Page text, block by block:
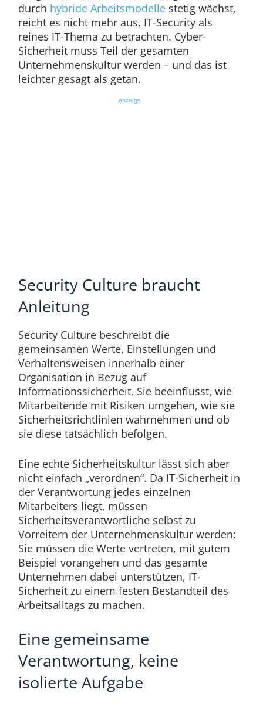
durch hybride Arbeitsmodellestetig wächst,
reicht es nicht mehr aus, IT-Security als
reines IT-Thema zu betrachten. Cyber-
Sicherheit muss Teil der gesamten
Unternehmenskultur werden – und das ist
leichter gesagt als getan.
Anzeige
Security Culture braucht
Anleitung
Security Culture beschreibt die
gemeinsamen Werte, Einstellungen und
Verhaltensweisen innerhalb einer
Organisation in Bezug auf
Informationssicherheit. Sie beeinflusst, wie
Mitarbeitende mit Risiken umgehen, wie sie
Sicherheitsrichtlinien wahrnehmen und ob
sie diese tatsächlich befolgen.
Eine echte Sicherheitskultur lässt sich aber
nicht einfach „verordnen“. Da IT-Sicherheit in
der Verantwortung jedes einzelnen
Mitarbeiters liegt, müssen
Sicherheitsverantwortliche selbst zu
Vorreitern der Unternehmenskultur werden:
Sie müssen die Werte vertreten, mit gutem
Beispiel vorangehen und das gesamte
Unternehmen dabei unterstützen, IT-
Sicherheit zu einem festen Bestandteil des
Arbeitsalltags zu machen.
Eine gemeinsame
Verantwortung, keine
isolierte Aufgabe